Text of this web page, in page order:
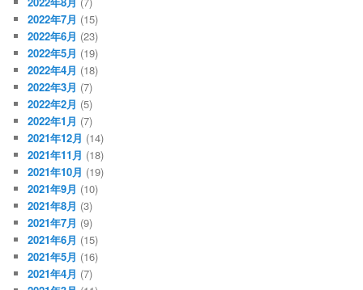
2022年7月 (15)
2022年6月 (23)
2022年5月 (19)
2022年4月 (18)
2022年3月 (7)
2022年2月 (5)
2022年1月 (7)
2021年12月 (14)
2021年11月 (18)
2021年10月 (19)
2021年9月 (10)
2021年8月 (3)
2021年7月 (9)
2021年6月 (15)
2021年5月 (16)
2021年4月 (7)